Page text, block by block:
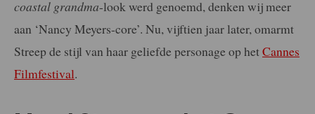
coastal grandma-look werd genoemd, denken wij meer
aan ‘Nancy Meyers-core’. Nu, vijftien jaar later, omarmt
Streep de stijl van haar geliefde personage op hetCannes
Filmfestival.